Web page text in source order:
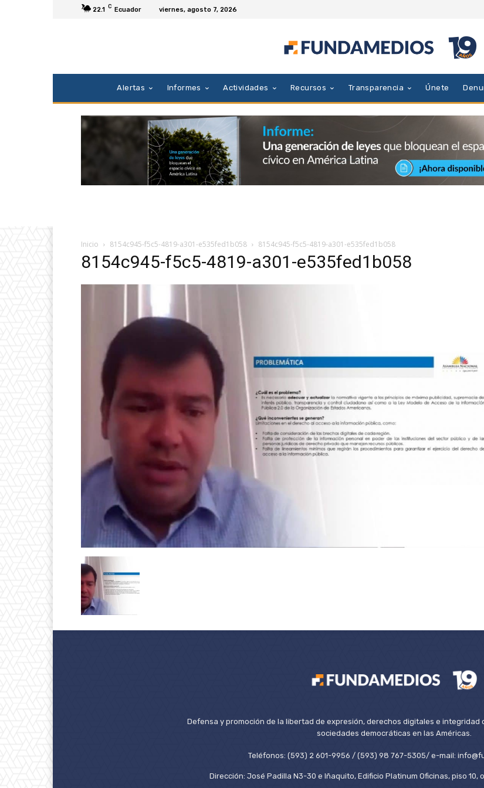
22.1 C Ecuador viernes, agosto 7, 2026
Alertas Informes Actividades Recursos Transparencia Únete
Inicio 8154c945-f5c5-4819-a301-e535fed1b058 8154c945-f5c5-4819-a301-e535fed1b058
8154c945-f5c5-4819-a301-e535fed1b058
Defensa y promoción de la libertad de expresión, derechos digitales e
sociedades democráticas en las Américas.
Teléfonos: (593) 2 601-9956 / (593) 98 767-5305/ e-mail:
Dirección: José Padilla N3-30 e Iñaquito, Edificio Platinum Oficinas, piso 10,